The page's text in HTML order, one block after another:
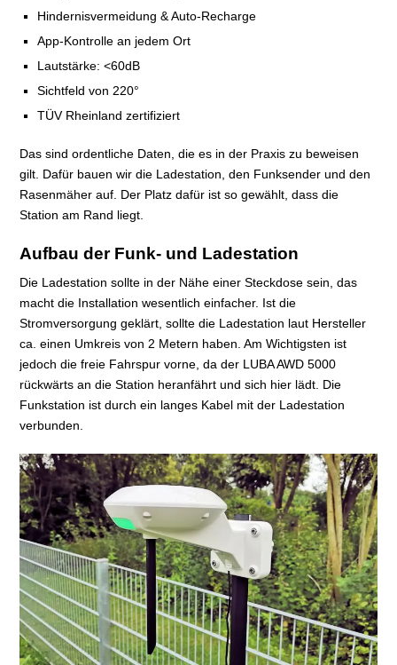
Hindernisvermeidung & Auto-Recharge
App-Kontrolle an jedem Ort
Lautstärke: <60dB
Sichtfeld von 220°
TÜV Rheinland zertifiziert
Das sind ordentliche Daten, die es in der Praxis zu beweisen
gilt. Dafür bauen wir die Ladestation, den Funksender und den
Rasenmäher auf. Der Platz dafür ist so gewählt, dass die
Station am Rand liegt.
Aufbau der Funk- und Ladestation
Die Ladestation sollte in der Nähe einer Steckdose sein, das
macht die Installation wesentlich einfacher. Ist die
Stromversorgung geklärt, sollte die Ladestation laut Hersteller
ca. einen Umkreis von 2 Metern haben. Am Wichtigsten ist
jedoch die freie Fahrspur vorne, da der LUBA AWD 5000
rückwärts an die Station heranfährt und sich hier lädt. Die
Funkstation ist durch ein langes Kabel mit der Ladestation
verbunden.